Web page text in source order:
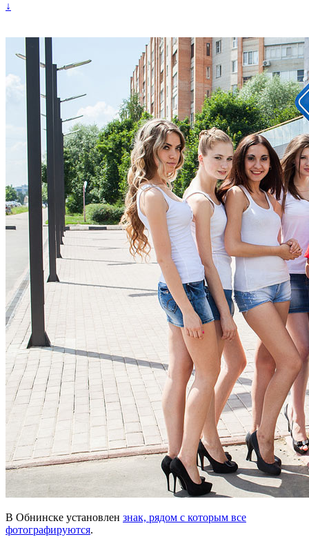
↓
В Обнинске установлен знак, рядом с которым все
фотографируются.